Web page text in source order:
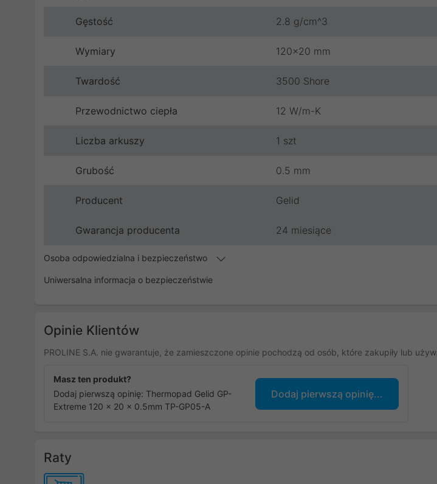
Gęstość 2.8 g/cm^3
Wymiary 120x20 mm
Twardość 3500 Shore
Przewodnictwo ciepła 12 W/m-K
Liczba arkuszy 1 szt
Grubość 0.5 mm
Producent Gelid
Gwarancja producenta 24 miesiące
Osoba odpowiedzialna i bezpieczeństwo
Uniwersalna informacja o bezpieczeństwie
Opinie Klientów
PROLINE S.A. nie gwarantuje, że zamieszczone opinie pochodzą od osób, które zakupiły lub
Masz ten produkt?
Dodaj pierwszą opinię: Thermopad Gelid GP-
Extreme 120 x 20 x 0.5mm TP-GP05-A
Dodaj pierwszą opinię...
Raty